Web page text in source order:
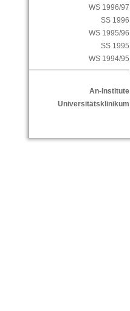
WS 1996/97
SS 1996
WS 1995/96
SS 1995
WS 1994/95
An-Institute
Universitätsklinikum